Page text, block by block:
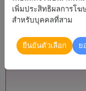
กาฬสินธุ์
กำแพงเพชร
จันทบุรี
ฉะเชิงเทรา
เพิ่มประสิทธิผลการโ
สำหรับบุคคลที่สาม
ยืนยันตัวเลือก ย